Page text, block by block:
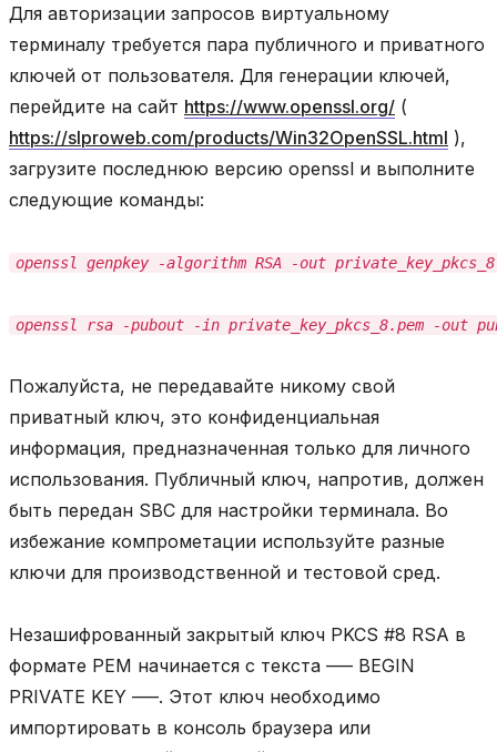
Для авторизации запросов виртуальному
терминалу требуется пара публичного и приватного
ключей от пользователя. Для генерации ключей,
перейдите на сайт https://www.openssl.org/ (
https://slproweb.com/products/Win32OpenSSL.html ),
загрузите последнюю версию openssl и выполните
следующие команды:
openssl genpkey -algorithm RSA -out
openssl rsa -pubout -in private_key_pkcs_8.pem -out
Пожалуйста, не передавайте никому свой
приватный ключ, это конфиденциальная
информация, предназначенная только для личного
использования. Публичный ключ, напротив, должен
быть передан SBC для настройки терминала. Во
избежание компрометации используйте разные
ключи для производственной и тестовой сред.
Незашифрованный закрытый ключ PKCS #8 RSA в
формате PEM начинается с текста —– BEGIN
PRIVATE KEY —–. Этот ключ необходимо
импортировать в консоль браузера или